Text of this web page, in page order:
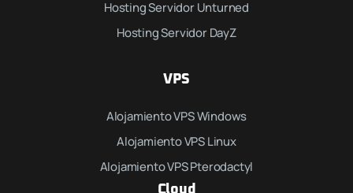
Hosting Servidor Unturned
Hosting Servidor DayZ
VPS
Alojamiento VPS Windows
Alojamiento VPS Linux
Alojamiento VPS Pterodactyl
Cloud